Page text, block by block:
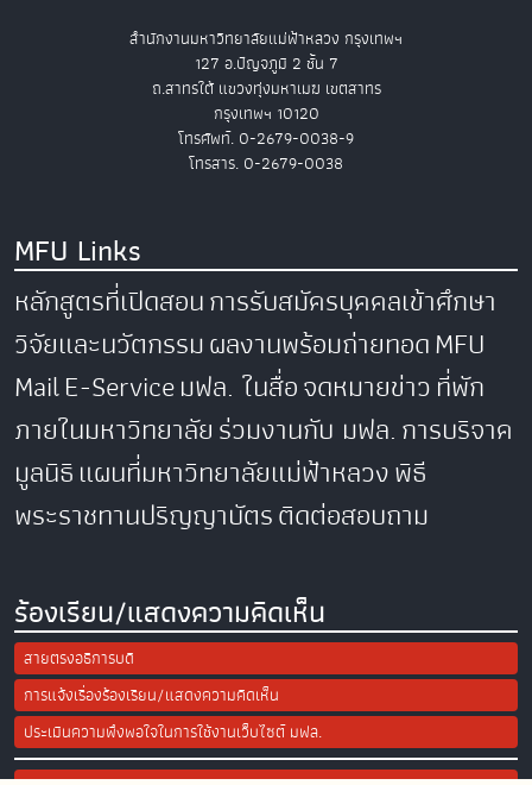
สำนักงานมหาวิทยาลัยแม่ฟ้าหลวง กรุงเทพฯ
127 อ.ปัญจภูมิ 2 ชั้น 7
ถ.สาทรใต้ แขวงทุ่งมหาเมฆ เขตสาทร
กรุงเทพฯ 10120
โทรศัพท์. 0-2679-0038-9
โทรสาร. 0-2679-0038
MFU Links
หลักสูตรที่เปิดสอนการรับสมัครบุคคลเข้าศึกษา
วิจัยและนวัตกรรมผลงานพร้อมถ่ายทอดMFU
MailE-Serviceมฟล. ในสื่อจดหมายข่าวที่พัก
ภายในมหาวิทยาลัยร่วมงานกับ มฟล.การบริจาค
มูลนิธิแผนที่มหาวิทยาลัยแม่ฟ้าหลวงพิธี
พระราชทานปริญญาบัตรติดต่อสอบถาม
ร้องเรียน/แสดงความคิดเห็น
สายตรงอธิการบดี
การแจ้งเรื่องร้องเรียน/แสดงความคิดเห็น
ประเมินความพึงพอใจในการใช้งานเว็บไซต์ มฟล.